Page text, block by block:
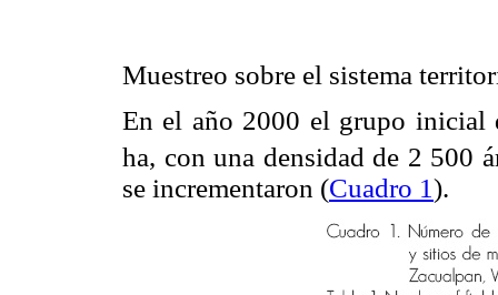
Muestreo sobre el sistema
En el año 2000 el grupo inicial
ha, con una densidad de 2 500
se incrementaron (Cuadro 1).